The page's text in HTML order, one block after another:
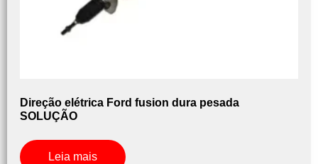
Direção elétrica Ford fusion dura pesada
SOLUÇÃO
Leia mais